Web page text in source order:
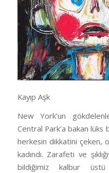
Kayıp Aşk
New York’un
Central Park’a bakan
herkesin dikkatini çeken,
kadındı. Zarafeti ve
bildiğimiz kalbur